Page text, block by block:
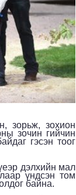
зорьж, зохион
зочин гийчин
гэсэн тоог
дэлхийн мал
үндсэн том
байна.